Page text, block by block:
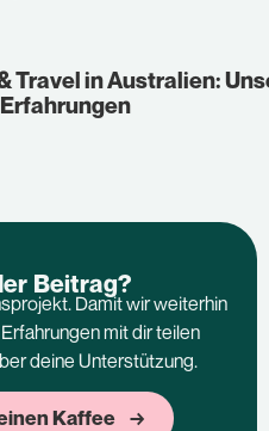
Travel in Australien:
Beitrag?
Damit wir weiterhin
mit dir teilen
deine Unterstützung.
Kaffee →